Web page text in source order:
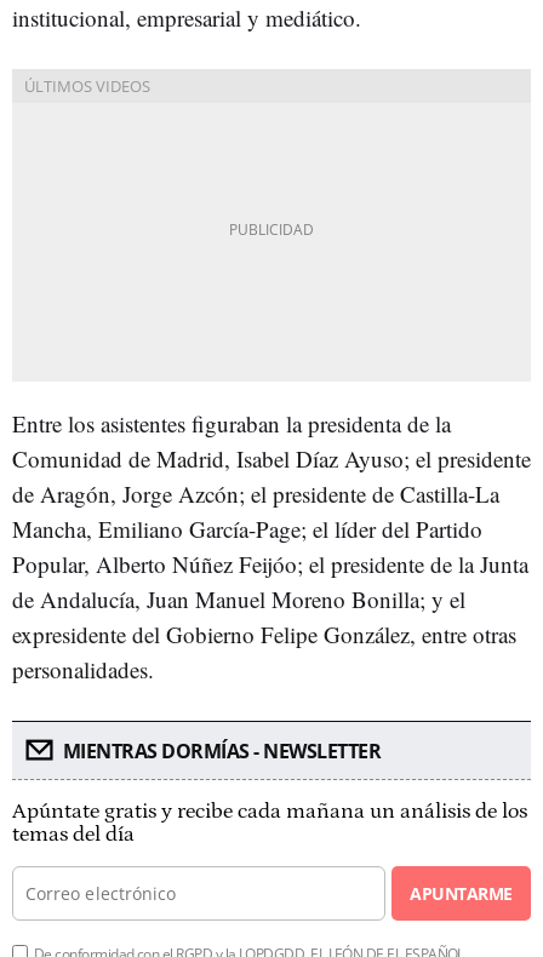
institucional, empresarial y mediático.
Entre los asistentes figuraban la presidenta de la
Comunidad de Madrid, Isabel Díaz Ayuso; el presidente
de Aragón, Jorge Azcón; el presidente de Castilla-La
Mancha, Emiliano García-Page; el líder del Partido
Popular, Alberto Núñez Feijóo; el presidente de la Junta
de Andalucía, Juan Manuel Moreno Bonilla; y el
expresidente del Gobierno Felipe González, entre otras
personalidades.
MIENTRAS DORMÍAS - NEWSLETTER
Apúntate gratis y recibe cada mañana un análisis de los
temas del día
APUNTARME